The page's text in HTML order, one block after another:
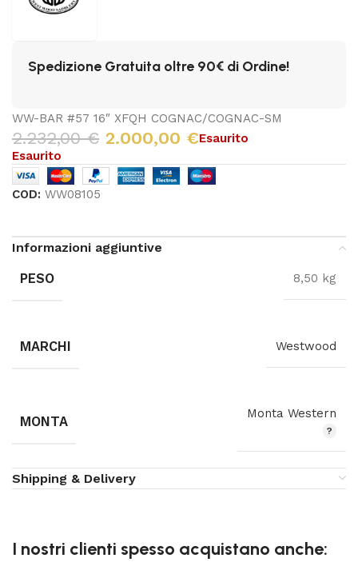
Spedizione Gratuita oltre 90€ di Ordine!
WW-BAR #57 16″ XFQH COGNAC/COGNAC-SM
2.232,00€ 2.000,00 €Esaurito
Esaurito
COD:WW08105
Informazioni aggiuntive
PESO 8,50 kg
MARCHI Westwood
MONTA
Monta Western
Shipping & Delivery
I nostri clienti spesso acquistano anche: